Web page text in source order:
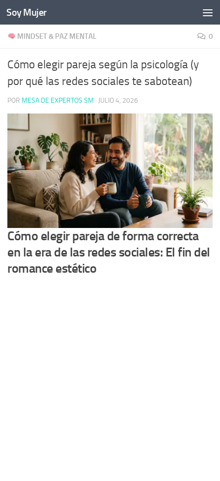
Bajo el contenido
Soy Mujer
MINDSET & PAZ MENTAL 0
Cómo elegir pareja según la psicología (y
por qué las redes sociales te sabotean)
POR MESA DE EXPERTOS SM · JULIO 4, 2026
Cómo elegir pareja de forma correcta
en la era de las redes sociales: El fin del
romance estético